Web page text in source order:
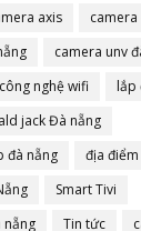
axis
camera unv
công nghệ wifi
lắp
jack Đà nẵng
đà nẵng
địa
Smart Tivi
nẵng
Tin tức